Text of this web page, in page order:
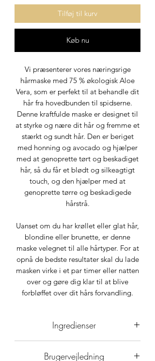
Tilføj til kurv
Køb nu
Vi præsenterer vores næringsrige
hårmaske med 75 % økologisk Aloe
Vera, som er perfekt til at behandle dit
hår fra hovedbunden til spidserne.
Denne kraftfulde maske er designet til
at styrke og nære dit hår og fremme et
stærkt og sundt hår. Den er beriget
med honning og avocado og hjælper
med at genoprette tørt og beskadiget
hår, så du får et blødt og silkeagtigt
touch, og den hjælper med at
genoprette tørre og beskadigede
hårstrå.
Uanset om du har krøllet eller glat hår,
blondine eller brunette, er denne
maske velegnet til alle hårtyper. For at
opnå de bedste resultater skal du lade
masken virke i et par timer eller natten
over og gøre dig klar til at blive
forbløffet over dit hårs forvandling.
Ingredienser
Cetearyl alcohol.
Brugervejledning